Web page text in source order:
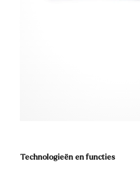
Technologieën en functies